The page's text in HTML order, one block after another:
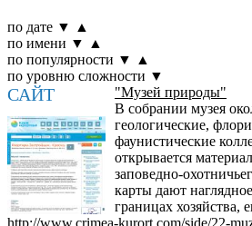
по дате ▼
▲
по имени ▼
▲
по популярности ▼
▲
по уровню сложности ▼
САЙТ
"Музей природы"
В собрании музея
геологические,
фаунистические
открывается
заповедно-
карты дают
границах хозяйства,
http://www.crimea-kurort.com/side/22-